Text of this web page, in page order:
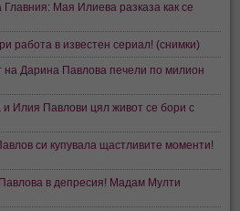
Мая Илиева разказа как се
работа в известен сериал! (снимки)
на Дарина Павлова печели по милион
Илия Павлови цял живот се бори с
си купувала щастливите моменти!
в депресия! Мадам Мулти